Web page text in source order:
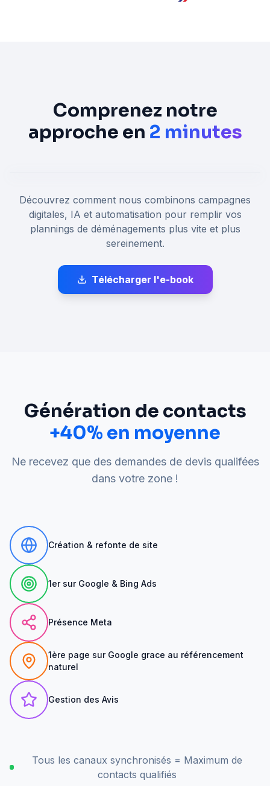
Comprenez notre
approche en 2 minutes
Découvrez comment nous combinons campagnes
digitales, IA et automatisation pour remplir vos
plannings de déménagements plus vite et plus
sereinement.
Télécharger l'e-book
Génération de contacts
+40% en moyenne
Ne recevez que des demandes de devis qualifées
dans votre zone !
Création & refonte de site
1er sur Google & Bing Ads
Présence Meta
1ère page sur Google grace au référencement
naturel
Gestion des Avis
Tous les canaux synchronisés = Maximum de
contacts qualifiés